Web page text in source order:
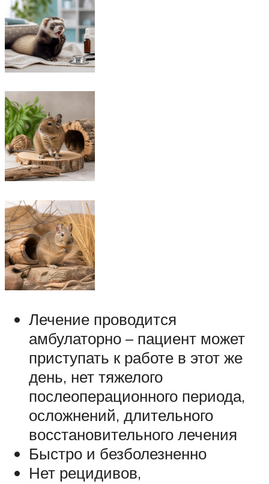
Лечение проводится
амбулаторно – пациент может
приступать к работе в этот же
день, нет тяжелого
послеоперационного периода,
осложнений, длительного
восстановительного лечения
Быстро и безболезненно
Нет рецидивов,